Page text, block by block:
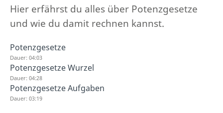
Hier erfährst du alles über Potenzgesetze
und wie du damit rechnen kannst.
Potenzgesetze
Dauer: 04:03
Potenzgesetze Wurzel
Dauer: 04:28
Potenzgesetze Aufgaben
Dauer: 03:19